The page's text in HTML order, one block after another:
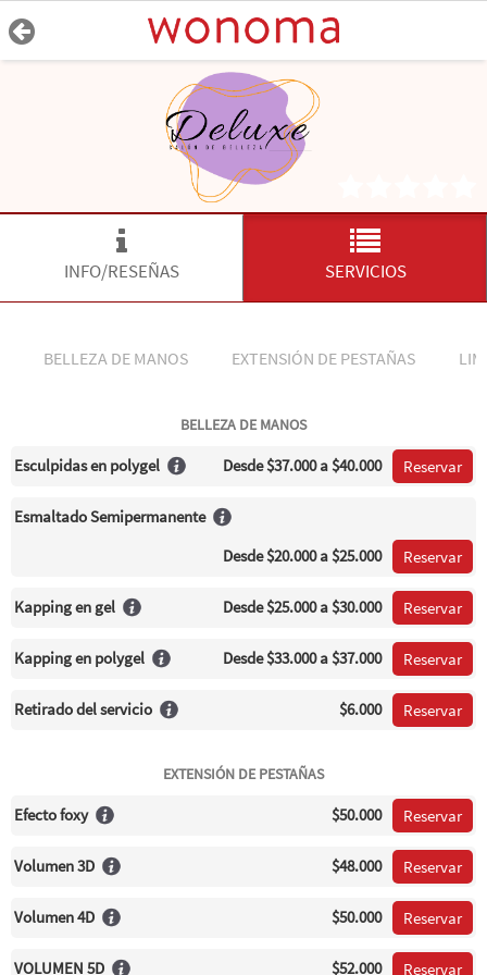
INFO/RESEÑAS SERVICIOS
BELLEZA DE MANOS EXTENSIÓN DE PESTAÑAS
BELLEZA DE MANOS
Esculpidas en polygel Desde$37.000a $40.000 Reservar
Esmaltado Semipermanente
Desde$20.000a $25.000 Reservar
Kapping en gel Desde$25.000a $30.000 Reservar
Kapping en polygel Desde$33.000a $37.000 Reservar
Retirado del servicio $6.000 Reservar
EXTENSIÓN DE PESTAÑAS
Efecto foxy $50.000 Reservar
Volumen 3D $48.000 Reservar
Volumen 4D $50.000 Reservar
VOLUMEN 5D $52.000 Reservar